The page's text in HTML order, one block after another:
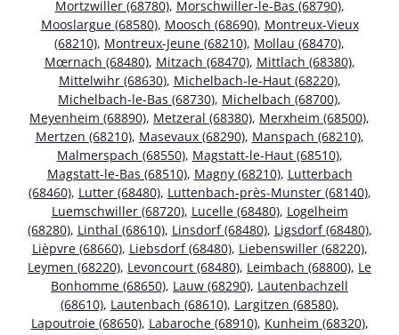
Mortzwiller (68780), Morschwiller-le-Bas (68790),
Mooslargue (68580), Moosch (68690), Montreux-Vieux
(68210), Montreux-Jeune (68210), Mollau (68470),
Mœrnach (68480), Mitzach (68470), Mittlach (68380),
Mittelwihr (68630), Michelbach-le-Haut (68220),
Michelbach-le-Bas (68730), Michelbach (68700),
Meyenheim (68890), Metzeral (68380), Merxheim (68500),
Mertzen (68210), Masevaux (68290), Manspach (68210),
Malmerspach (68550), Magstatt-le-Haut (68510),
Magstatt-le-Bas (68510), Magny (68210), Lutterbach
(68460), Lutter (68480), Luttenbach-près-Munster (68140),
Luemschwiller (68720), Lucelle (68480), Logelheim
(68280), Linthal (68610), Linsdorf (68480), Ligsdorf (68480),
Lièpvre (68660), Liebsdorf (68480), Liebenswiller (68220),
Leymen (68220), Levoncourt (68480), Leimbach (68800), Le
Bonhomme (68650), Lauw (68290), Lautenbachzell
(68610), Lautenbach (68610), Largitzen (68580),
Lapoutroie (68650), Labaroche (68910), Kunheim (68320),